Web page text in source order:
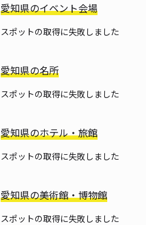
愛知県のイベント会場
スポットの取得に失敗しました
愛知県の名所
スポットの取得に失敗しました
愛知県のホテル・旅館
スポットの取得に失敗しました
愛知県の美術館・博物館
スポットの取得に失敗しました